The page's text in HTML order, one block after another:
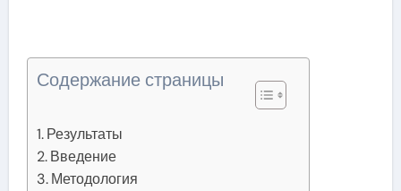
Содержание страницы
Результаты
Введение
Методология